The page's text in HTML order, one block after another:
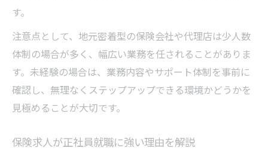
す。
注意点として、地元密着型の保険会社や代理店は少人数
体制の場合が多く、幅広い業務を任されることがありま
す。未経験の場合は、業務内容やサポート体制を事前に
確認し、無理なくステップアップできる環境かどうかを
見極めることが大切です。
保険求人が正社員就職に強い理由を解説